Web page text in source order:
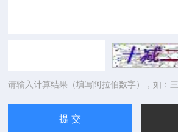
请输入计算结果（填写阿拉伯数字），如：